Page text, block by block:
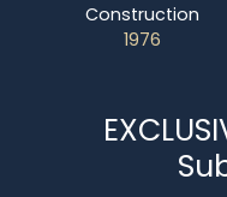
Construction
1976